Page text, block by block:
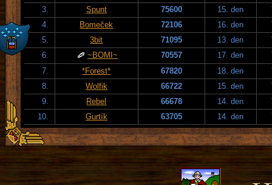
3.
Spunt 75600 15. den
4.
Bomeček 72106 16. den
5.
3bit 71095 13. den
6.
~BOMI~ 70557 17. den
7.
*Forest* 67820 18. den
8.
Wolfik 66722 15. den
9.
Rebel 66678 14. den
10.
Gurtík 63705 14. den